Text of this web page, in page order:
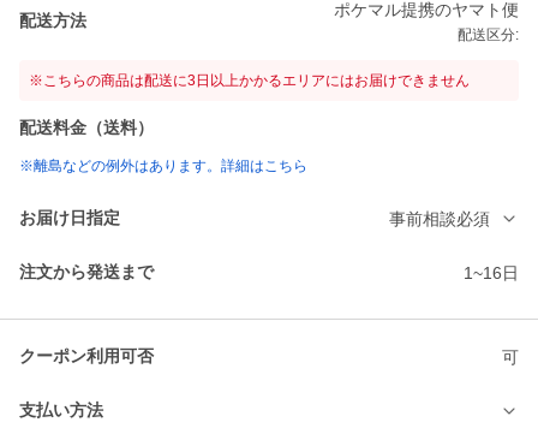
配送方法
ポケマル提携のヤマト便
配送区分:
※こちらの商品は配送に3日以上かかるエリアにはお届けできません
配送料金（送料）
※離島などの例外はあります。詳細はこちら
お届け日指定 事前相談必須
注文から発送まで 1~16日
クーポン利用可否 可
支払い方法